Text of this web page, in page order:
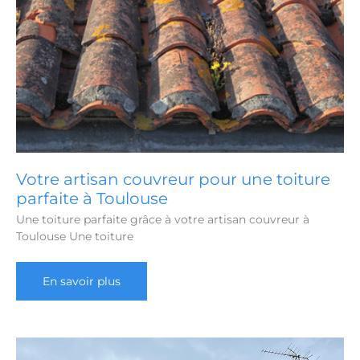
Votre artisan couvreur pour une toiture
parfaite à Toulouse
Une toiture parfaite grâce à votre artisan couvreur à
Toulouse Une toiture
Votre
couvreur
toiture
En savoir plus